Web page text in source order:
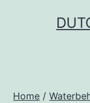
Home /